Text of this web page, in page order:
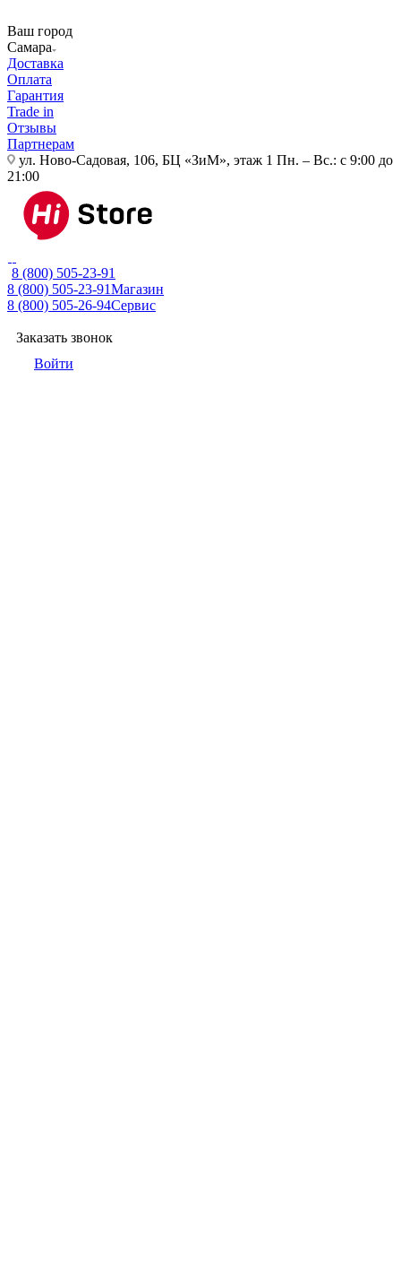
Ваш город
Самара
Доставка
Оплата
Гарантия
Trade in
Отзывы
Партнерам
ул. Ново-Садовая, 106, БЦ «ЗиМ», этаж 1 Пн. – Вс.: с 9:00 до
21:00
8 (800) 505-23-91
8 (800) 505-23-91Магазин
8 (800) 505-26-94Сервис
Заказать звонок
Войти